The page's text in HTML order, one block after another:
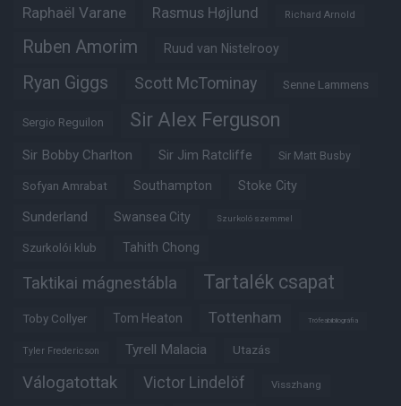
Raphaël Varane Rasmus Højlund Richard Arnold
Ruben Amorim Ruud van Nistelrooy
Ryan Giggs Scott McTominay Senne Lammens
Sergio Reguilon Sir Alex Ferguson
Sir Bobby Charlton Sir Jim Ratcliffe Sir Matt Busby
Sofyan Amrabat Southampton Stoke City
Sunderland Swansea City Szurkoló szemmel
Szurkolói klub Tahith Chong
Taktikai mágnestábla Tartalék csapat
Toby Collyer Tom Heaton Tottenham Trófeabibliográfia
Tyler Fredericson Tyrell Malacia Utazás
Válogatottak Victor Lindelöf Visszhang